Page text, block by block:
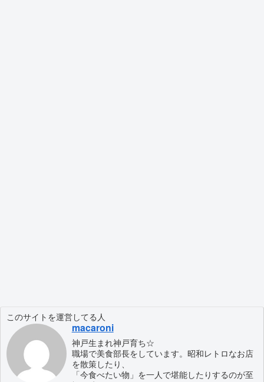
このサイトを運営してる人
macaroni
神戸生まれ神戸育ち☆
職場で美食部長をしています。昭和レトロなお店
を散策したり、
「今食べたい物」を一人で堪能したりするのが至